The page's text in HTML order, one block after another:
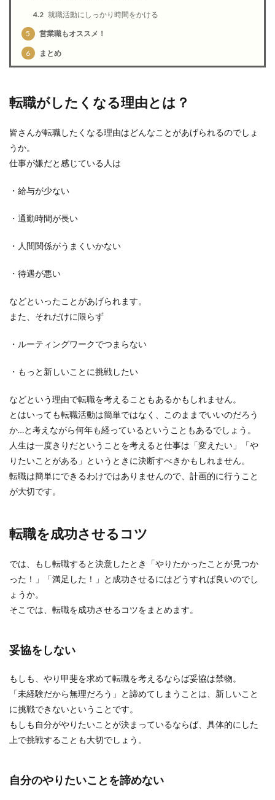
4.2 就職活動にしっかり時間をかける
5 営業職もオススメ！
6 まとめ
転職がしたくなる理由とは？
皆さんが転職したくなる理由はどんなことがあげられるのでしょ
うか。
仕事が嫌だと感じている人は
・給与が少ない
・通勤時間が長い
・人間関係がうまくいかない
・待遇が悪い
などといったことがあげられます。
また、それだけに限らず
・ルーティングワークでつまらない
・もっと新しいことに挑戦したい
などという理由で転職を考えることもあるかもしれません。
とはいっても転職活動は簡単ではなく、このままでいいのだろう
か…と考えながら何年も経っているということもあるでしょう。
人生は一度きりだということを考えると仕事は「変えたい」「や
りたいことがある」というときに決断すべきかもしれません。
転職は簡単にできるわけではありませんので、計画的に行うこと
が大切です。
転職を成功させるコツ
では、もし転職すると決意したとき「やりたかったことが見つか
った！」「満足した！」と成功させるにはどうすれば良いのでし
ょうか。
そこでは、転職を成功させるコツをまとめます。
妥協をしない
もしも、やり甲斐を求めて転職を考えるならば妥協は禁物。
「未経験だから無理だろう」と諦めてしまうことは、新しいこと
に挑戦できないということです。
もしも自分がやりたいことが決まっているならば、具体的にした
上で挑戦することも大切でしょう。
自分のやりたいことを諦めない